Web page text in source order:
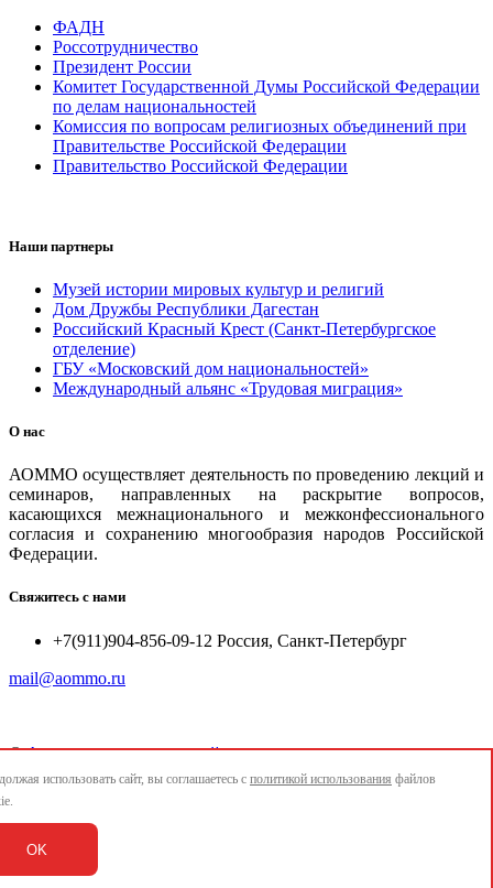
ФАДН
Россотрудничество
Президент России
Комитет Государственной Думы Российской Федерации
по делам национальностей
Комиссия по вопросам религиозных объединений при
Правительстве Российской Федерации
Правительство Российской Федерации
Наши партнеры
Музей истории мировых культур и религий
Дом Дружбы Республики Дагестан
Российский Красный Крест (Санкт-Петербургское
отделение)
ГБУ «Московский дом национальностей»
Международный альянс «Трудовая миграция»
О нас
АОММО осуществляет деятельность по проведению лекций и
семинаров, направленных на раскрытие вопросов,
касающихся межнационального и межконфессионального
согласия и сохранению многообразия народов Российской
Федерации.
Свяжитесь с нами
+7(911)904-856-09-12 Россия, Санкт-Петербург
mail@aommo.ru
© Ассоциация организаций по реализации национальных
проектов и достижению национальных целей развития
mail@aommo.ru
использовать сайт, вы соглашаетесь с политикой использования файлов
OK